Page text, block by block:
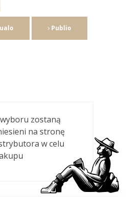
Publio
zostaną
na stronę
w celu